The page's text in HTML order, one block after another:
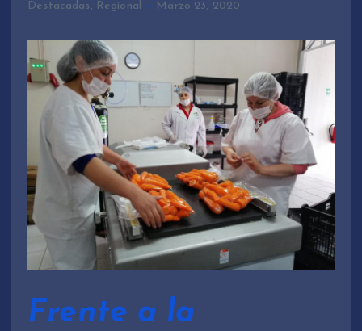
Destacadas , Regional Marzo 23, 2020
Frente a la